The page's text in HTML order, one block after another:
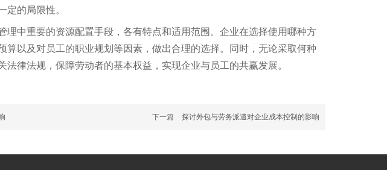
定的局限性。
理中重要的资源配置手段，各有特点和适用范围。企业在选择使用哪种方
算以及对员工的职业规划等因素，做出合理的选择。同时，无论采取何种
律法规，保障劳动者的基本权益，实现企业与员工的共赢发展。
下一篇 探讨外包与劳务派遣对企业成本控制的影响